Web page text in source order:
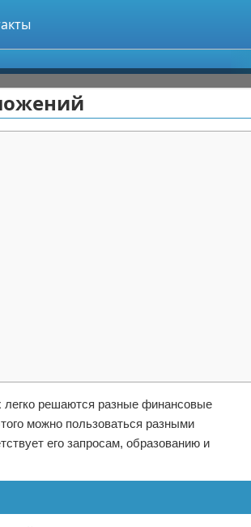
решаются разные финансовые
можно пользоваться разными
его запросам, образованию и